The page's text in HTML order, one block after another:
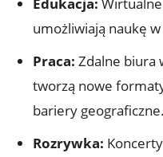
umożliwiają naukę
Praca: Zdalne biura
tworzą nowe
bariery geograficzne.
Rozrywka: